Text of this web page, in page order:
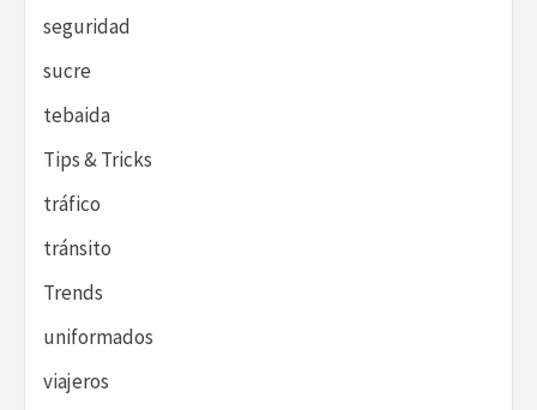
seguridad
sucre
tebaida
Tips & Tricks
tráfico
tránsito
Trends
uniformados
viajeros